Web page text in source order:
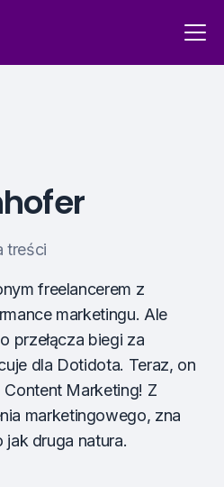
treści
freelancerem z
marketingu. Ale
przełącza biegi za
dla Dotidota. Teraz, on
Content Marketing! Z
marketingowego, zna
jak druga natura.